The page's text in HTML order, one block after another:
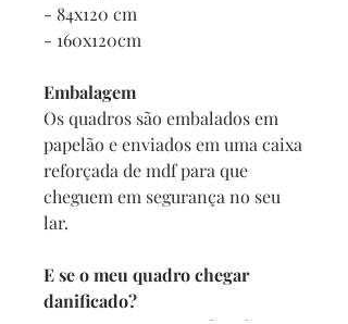
- 84x120 cm
- 160x120cm
Embalagem
Os quadros são embalados em
papelão e enviados em uma caixa
reforçada de mdf para que
cheguem em segurança no seu
lar.
E se o meu quadro chegar
danificado?